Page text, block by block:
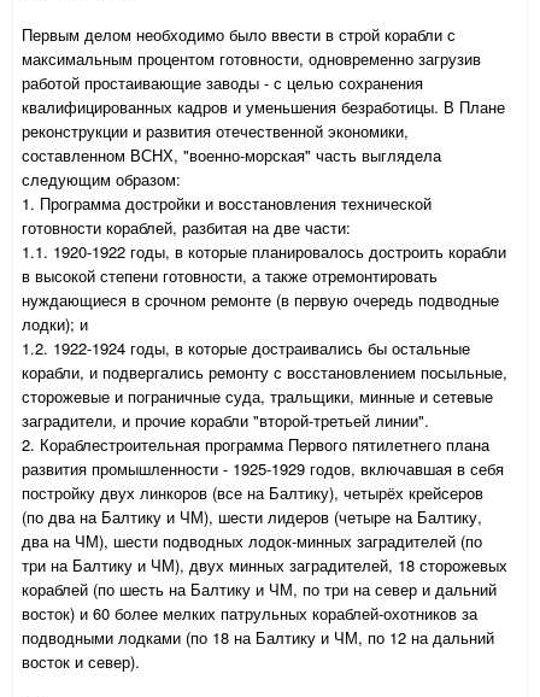
Первым делом необходимо было ввести в строй корабли с
максимальным процентом готовности, одновременно загрузив
работой простаивающие заводы - с целью сохранения
квалифицированных кадров и уменьшения безработицы. В Плане
реконструкции и развития отечественной экономики,
составленном ВСНХ, "военно-морская" часть выглядела
следующим образом:
1. Программа достройки и восстановления технической
готовности кораблей, разбитая на две части:
1.1. 1920-1922 годы, в которые планировалось достроить корабли
в высокой степени готовности, а также отремонтировать
нуждающиеся в срочном ремонте (в первую очередь подводные
лодки); и
1.2. 1922-1924 годы, в которые достраивались бы остальные
корабли, и подвергались ремонту с восстановлением посыльные,
сторожевые и пограничные суда, тральщики, минные и сетевые
заградители, и прочие корабли "второй-третьей линии".
2. Кораблестроительная программа Первого пятилетнего плана
развития промышленности - 1925-1929 годов, включавшая в себя
постройку двух линкоров (все на Балтику), четырёх крейсеров
(по два на Балтику и ЧМ), шести лидеров (четыре на Балтику,
два на ЧМ), шести подводных лодок-минных заградителей (по
три на Балтику и ЧМ), двух минных заградителей, 18 сторожевых
кораблей (по шесть на Балтику и ЧМ, по три на север и дальний
восток) и 60 более мелких патрульных кораблей-охотников за
подводными лодками (по 18 на Балтику и ЧМ, по 12 на дальний
восток и север).